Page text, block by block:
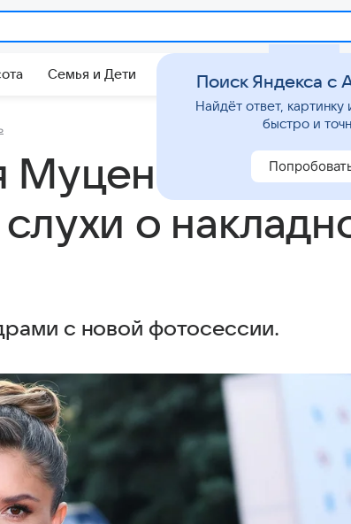
Семья и Дети Гороскопы Стиль
Муцениеце
о
с новой фотосессии.
Поиск Яндекса с
Найдёт ответ,
быстро и